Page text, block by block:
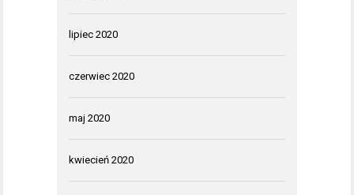
lipiec 2020
czerwiec 2020
maj 2020
kwiecień 2020